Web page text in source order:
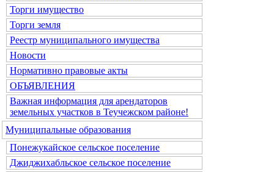
Торги имущество
Торги земля
Реестр муниципального имущества
Новости
Нормативно правовые акты
ОБЪЯВЛЕНИЯ
Важная информация для арендаторов
земельных участков в Теучежском районе!
Муниципальные образования
Понежукайское сельское поселение
Джиджихабльское сельское поселение